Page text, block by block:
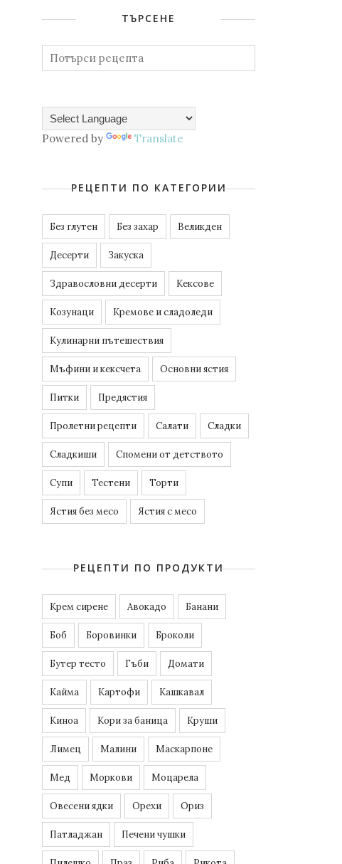
ТЪРСЕНЕ
Powered by Translate
РЕЦЕПТИ ПО КАТЕГОРИИ
Без глутен Без захар Великден
Десерти Закуска
Здравословни десерти Кексове
Козунаци Кремове и сладоледи
Кулинарни пътешествия
Мъфини и кексчета Основни ястия
Питки Предястия
Пролетни рецепти Салати Сладки
Сладкиши Спомени от детството
Супи Тестени Торти
Ястия без месо Ястия с месо
РЕЦЕПТИ ПО ПРОДУКТИ
Kрем сирене Авокадо Банани
Боб Боровинки Броколи
Бутер тесто Гъби Домати
Кайма Картофи Кашкавал
Киноа Кори за баница Круши
Лимец Малини Маскарпоне
Мед Моркови Моцарела
Овесени ядки Орехи Ориз
Патладжан Печени чушки